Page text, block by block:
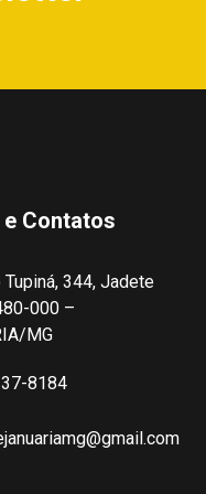
Contatos
344, Jadete
000 –
MG
8184